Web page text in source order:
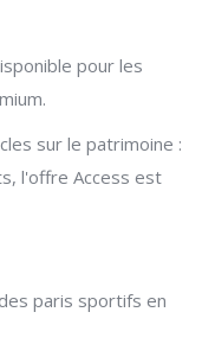
pour les
sur le patrimoine :
l'offre Access est
paris sportifs en